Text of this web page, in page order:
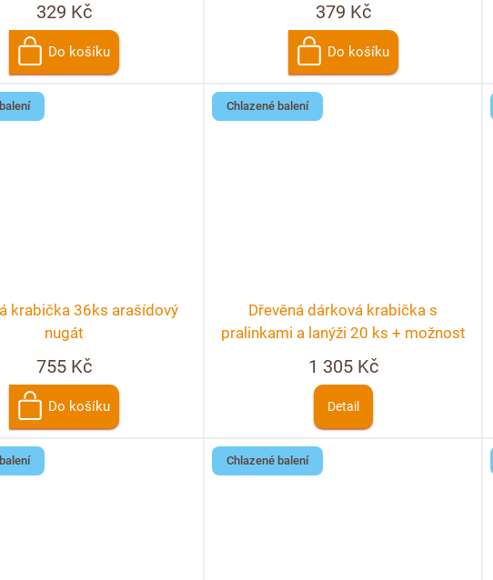
329 Kč
Do košíku
379 Kč
Do košíku
krabička 36ks arašídový
nugát
755 Kč
Do košíku
Chlazené balení
Dřevěná dárková krabička s
pralinkami a lanýži 20 ks + možnost
personalizace
1 305 Kč
Detail
Chlazené balení